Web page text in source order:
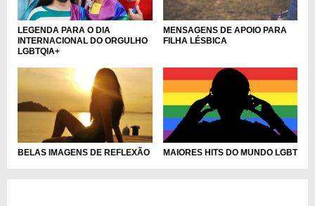
LEGENDA PARA O DIA
INTERNACIONAL DO ORGULHO
LGBTQIA+
MENSAGENS DE APOIO PARA
FILHA LÉSBICA
BELAS IMAGENS DE REFLEXÃO MAIORES HITS DO MUNDO LGBT